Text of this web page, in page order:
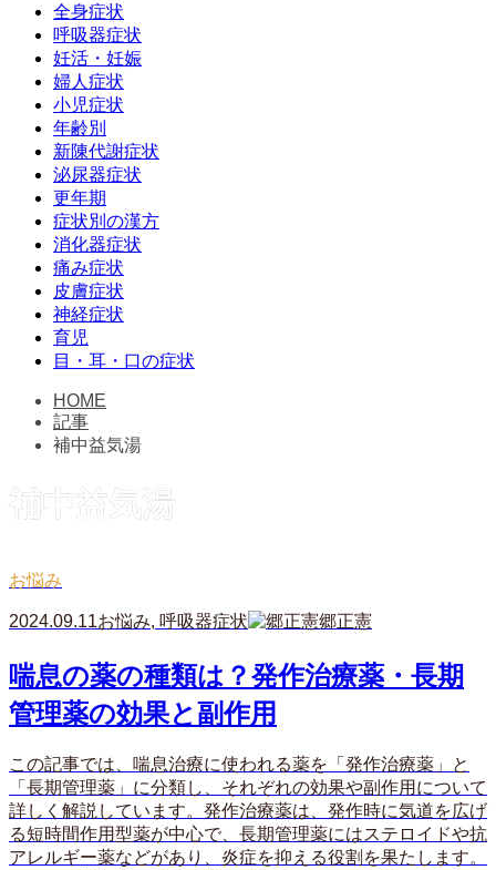
全身症状
呼吸器症状
妊活・妊娠
婦人症状
小児症状
年齢別
新陳代謝症状
泌尿器症状
更年期
症状別の漢方
消化器症状
痛み症状
皮膚症状
神経症状
育児
目・耳・口の症状
HOME
記事
補中益気湯
補中益気湯
お悩み
2024.09.11お悩み, 呼吸器症状 郷正憲
喘息の薬の種類は？発作治療薬・長期
管理薬の効果と副作用
この記事では、喘息治療に使われる薬を「発作治療薬」と
「長期管理薬」に分類し、それぞれの効果や副作用について
詳しく解説しています。発作治療薬は、発作時に気道を広げ
る短時間作用型薬が中心で、長期管理薬にはステロイドや抗
アレルギー薬などがあり、炎症を抑える役割を果たします。